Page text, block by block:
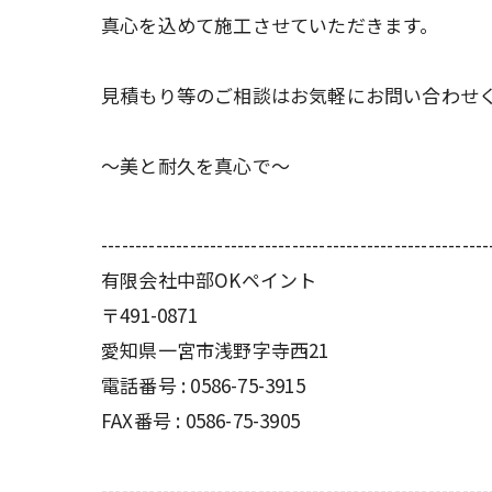
真心を込めて施工させていただきます。
見積もり等のご相談はお気軽にお問い合わせ
～美と耐久を真心で～
有限会社中部OKペイント
〒491-0871
愛知県一宮市浅野字寺西21
電話番号 : 0586-75-3915
FAX番号 : 0586-75-3905